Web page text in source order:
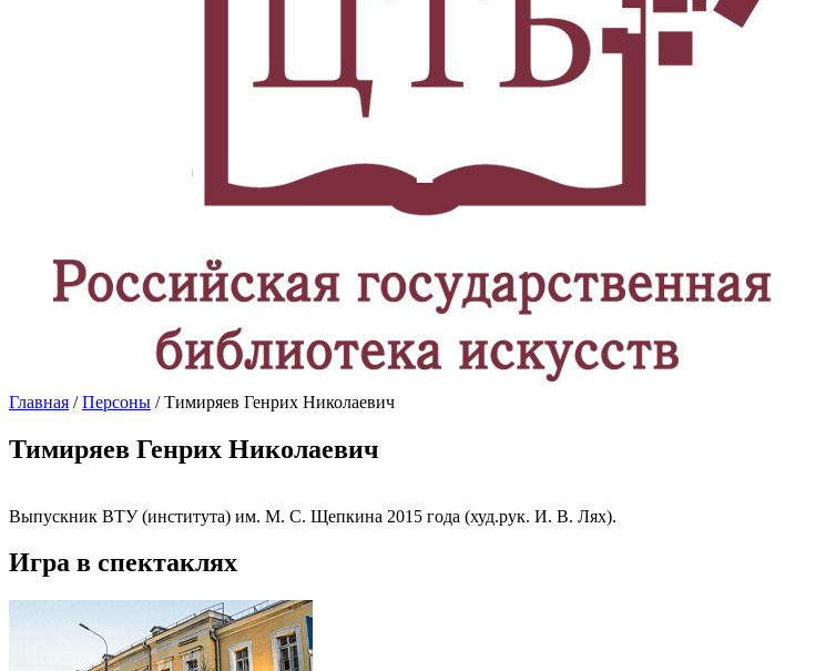
Главная /Персоны / Тимиряев Генрих Николаевич
Тимиряев Генрих Николаевич
Выпускник ВТУ (института) им. М. С. Щепкина 2015 года (худ.рук. И. В. Лях).
Игра в спектаклях